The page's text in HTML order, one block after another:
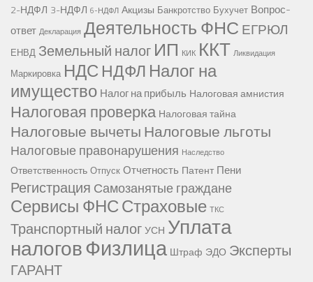
2-НДФЛ 3-НДФЛ 6-НДФЛ Акцизы Банкротство Бухучет Вопрос-
ответ Декларация Деятельность ФНС ЕГРЮЛ
ЕНВД Земельный налог ИП КИК ККТ Ликвидация
Маркировка НДС НДФЛ Налог на
имущество Налог на прибыль Налоговая амнистия
Налоговая проверка Налоговая тайна
Налоговые вычетыНалоговые льготы
Налоговые правонарушения Наследство
Ответственность Отпуск Отчетность Патент Пени
Регистрация Самозанятые граждане
Сервисы ФНССтраховые ТКС
Транспортный налогУСН Уплата
налоговФизлица Штраф ЭДО Эксперты
ГАРАНТ